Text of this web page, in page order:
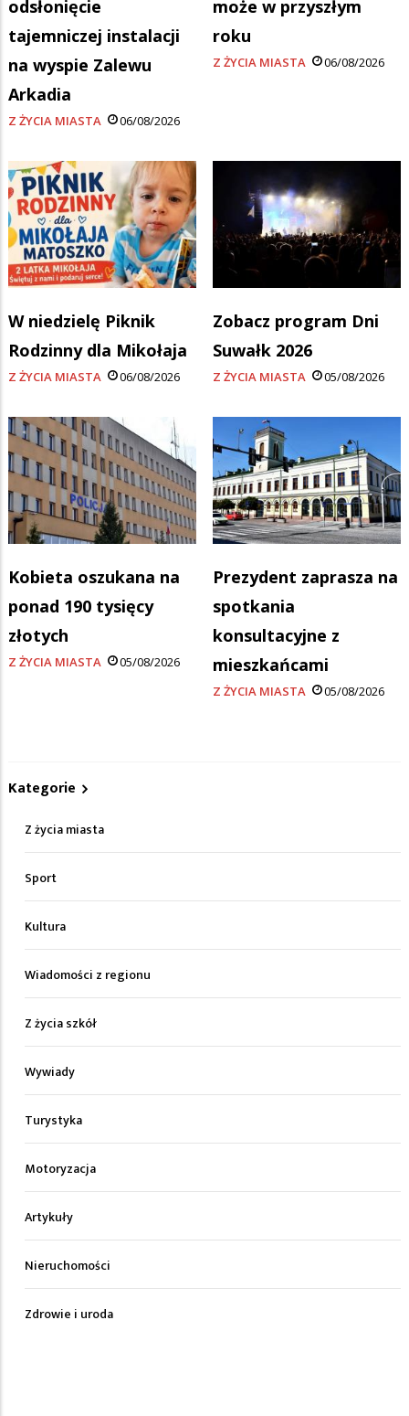
odsłonięcie
tajemniczej instalacji
na wyspie Zalewu
Arkadia
Z ŻYCIA MIASTA 06/08/2026
może w przyszłym
roku
Z ŻYCIA MIASTA 06/08/2026
W niedzielę Piknik
Rodzinny dla Mikołaja
Z ŻYCIA MIASTA 06/08/2026
Zobacz program Dni
Suwałk 2026
Z ŻYCIA MIASTA 05/08/2026
Kobieta oszukana na
ponad 190 tysięcy
złotych
Z ŻYCIA MIASTA 05/08/2026
Prezydent zaprasza na
spotkania
konsultacyjne z
mieszkańcami
Z ŻYCIA MIASTA 05/08/2026
Kategorie
Z życia miasta
Sport
Kultura
Wiadomości z regionu
Z życia szkół
Wywiady
Turystyka
Motoryzacja
Artykuły
Nieruchomości
Zdrowie i uroda